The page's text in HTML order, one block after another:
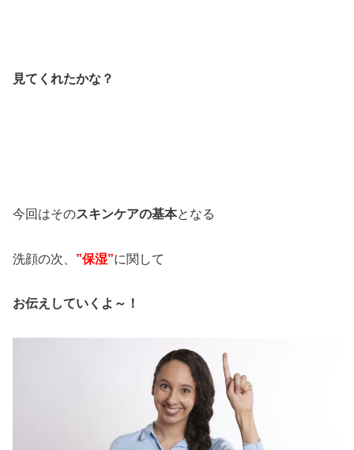
見てくれたかな？
今回はそのスキンケアの基本となる
洗顔の次、 ”保湿”に関して
お伝えしていくよ～！